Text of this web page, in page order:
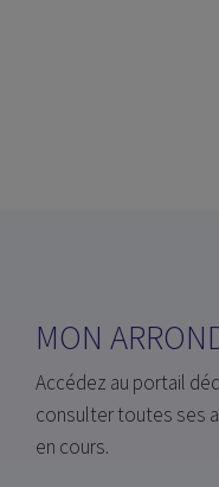
MON
Accédez au portail
consulter toutes ses
en cours.